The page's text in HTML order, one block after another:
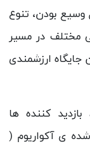
بودن، تنوع
مختلف در مسیر
جایگاه ارزشمندی
کننده ها
شده ی آکواریوم (